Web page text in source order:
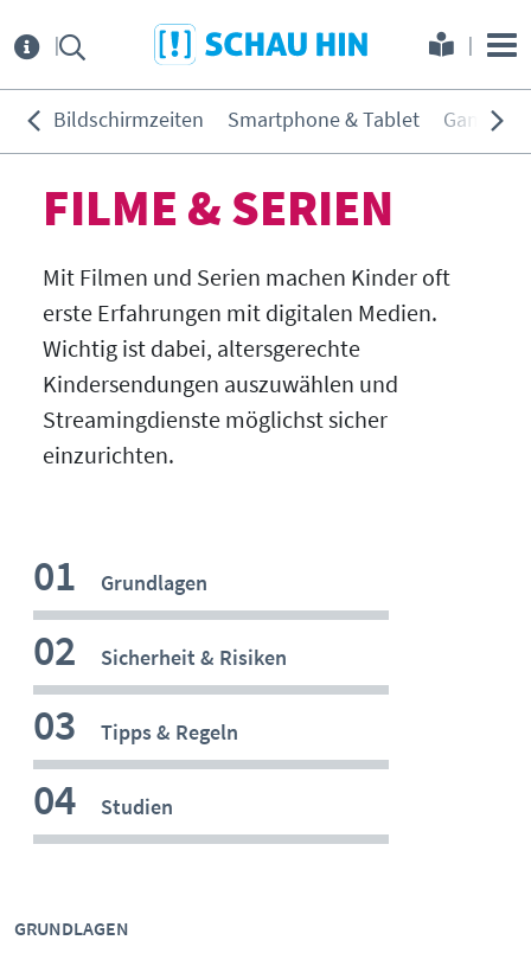
Bildschirmzeiten Smartphone & Tablet Games
FILME & SERIEN
Mit Filmen und Serien machen Kinder oft
erste Erfahrungen mit digitalen Medien.
Wichtig ist dabei, altersgerechte
Kindersendungen auszuwählen und
Streamingdienste möglichst sicher
einzurichten.
01 Grundlagen
02 Sicherheit & Risiken
03 Tipps & Regeln
04 Studien
GRUNDLAGEN
Über
Service
INITIATIVE
PARTNER
KOOPERATIONEN
IMPRESSUM
DATENSCHUTZ
BARRIEREFREIHEIT
MEDIENKURSE
ONLINE-GAME
PRESSE
MATERIALIEN
MEDIENQUIZ
NEWSLETTER
THEMEN:
Bildschirmzeiten
Games
Soziale Netzwerke
Filme & Serien
Surfen
Hörmedien
WEITERE THEMEN:
Datenschutz
Cybergrooming
Cybermobbing
Instagram
Lernen & Medien